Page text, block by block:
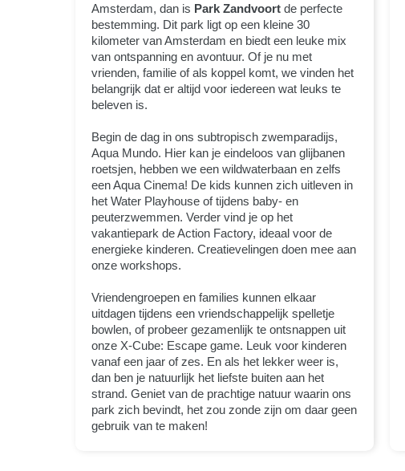
Amsterdam, dan is Park Zandvoort de perfecte
bestemming. Dit park ligt op een kleine 30
kilometer van Amsterdam en biedt een leuke mix
van ontspanning en avontuur. Of je nu met
vrienden, familie of als koppel komt, we vinden het
belangrijk dat er altijd voor iedereen wat leuks te
beleven is.
Begin de dag in ons subtropisch zwemparadijs,
Aqua Mundo. Hier kan je eindeloos van glijbanen
roetsjen, hebben we een wildwaterbaan en zelfs
een Aqua Cinema! De kids kunnen zich uitleven in
het Water Playhouse of tijdens baby- en
peuterzwemmen. Verder vind je op het
vakantiepark de Action Factory, ideaal voor de
energieke kinderen. Creatievelingen doen mee aan
onze workshops.
Vriendengroepen en families kunnen elkaar
uitdagen tijdens een vriendschappelijk spelletje
bowlen, of probeer gezamenlijk te ontsnappen uit
onze X-Cube: Escape game. Leuk voor kinderen
vanaf een jaar of zes. En als het lekker weer is,
dan ben je natuurlijk het liefste buiten aan het
strand. Geniet van de prachtige natuur waarin ons
park zich bevindt, het zou zonde zijn om daar geen
gebruik van te maken!